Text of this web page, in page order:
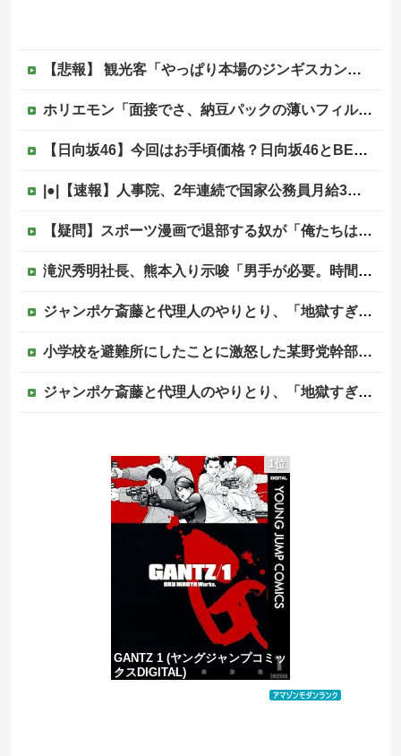
【悲報】 観光客「やっぱり本場のジンギスカンは美味い！」道民ワイ「ぷっｗｗｗｗ」
ホリエモン「面接でさ、納豆パックの薄いフィルムって何のために入っていの？って聞くわけ」
【日向坂46】今回はお手頃価格？日向坂46とBEAMSのコラボが決定！！
|●|【速報】人事院、2年連続で国家公務員月給3%増の「1万5056円」引き上げ勧告 2年で6%超え
【疑問】スポーツ漫画で退部する奴が「俺たちは楽しくやりたかったんだよ」って言い出す理由ｗｗｗｗｗ他
滝沢秀明社長、熊本入り示唆「男手が必要。時間を見つけて行きたい」
ジャンポケ斎藤と代理人のやりとり、「地獄すぎて完全にコントになってる……」と衝撃を受ける人が続出中
小学校を避難所にしたことに激怒した某野党幹部、僅か3文字で論破される偉業を達成してしまい……
ジャンポケ斎藤と代理人のやりとり、「地獄すぎて完全にコントになってる……」と衝撃を受ける人が続出中
海外「先進国で日本だけパスポート所有率が低すぎる、何故なのか」
中国外務省「日本は原爆落とされて当然。どの国も同情なんかしない」
【移民政策反対】イオンの売り場で唐揚げを食う中国人の子供
1位
GANTZ 1 (ヤングジャンプコミッ
クスDIGITAL)
価格：¥100